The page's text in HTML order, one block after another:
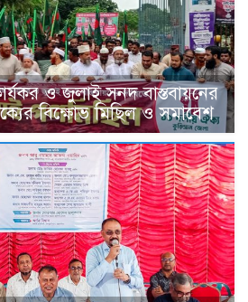
ও জুলাই সনদ বাস্তবায়নের
বিক্ষোভ মিছিল ও সমাবেশ